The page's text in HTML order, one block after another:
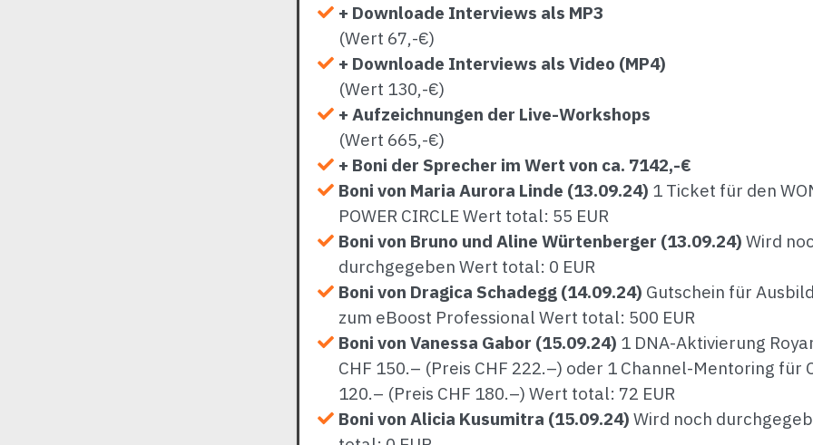
+ Downloade Interviews als MP3
(Wert 67,-€)
+ Downloade Interviews als Video (MP4)
(Wert 130,-€)
+ Aufzeichnungen der Live-Workshops
(Wert 665,-€)
+ Boni der Sprecher im Wert von ca. 7142,-€
Boni von Maria Aurora Linde (13.09.24) 1 Ticket für den
POWER CIRCLE Wert total: 55 EUR
Boni von Bruno und Aline Würtenberger (13.09.24) Wird
durchgegeben Wert total: 0 EUR
Boni von Dragica Schadegg (14.09.24) Gutschein für
zum eBoost Professional Wert total: 500 EUR
Boni von Vanessa Gabor (15.09.24) 1 DNA-Aktivierung
CHF 150.– (Preis CHF 222.–) oder 1 Channel-Mentoring für
120.– (Preis CHF 180.–) Wert total: 72 EUR
Boni von Alicia Kusumitra (15.09.24)Wird noch